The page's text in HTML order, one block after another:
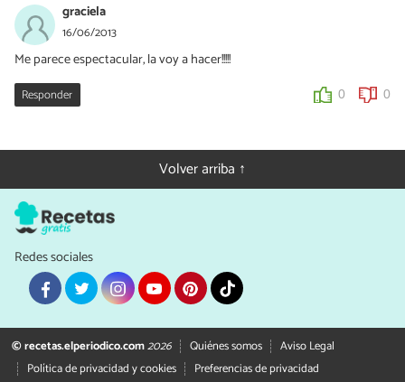
graciela
16/06/2013
Me parece espectacular, la voy a hacer!!!!!
Responder 0 0
Volver arriba ↑
Redes sociales
© recetas.elperiodico.com2026 Quiénes somos
Aviso Legal
Política de privacidad y cookies
Preferencias de privacidad